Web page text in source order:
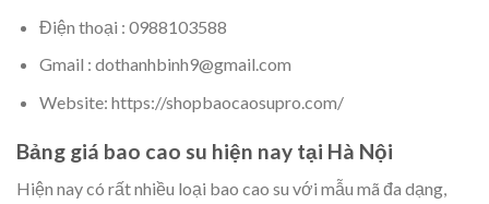
Điện thoại : 0988103588
Gmail : dothanhbinh9@gmail.com
Website: https://shopbaocaosupro.com/
Bảng giá bao cao su hiện nay tại Hà Nội
Hiện nay có rất nhiều loại bao cao su với mẫu mã đa dạng,